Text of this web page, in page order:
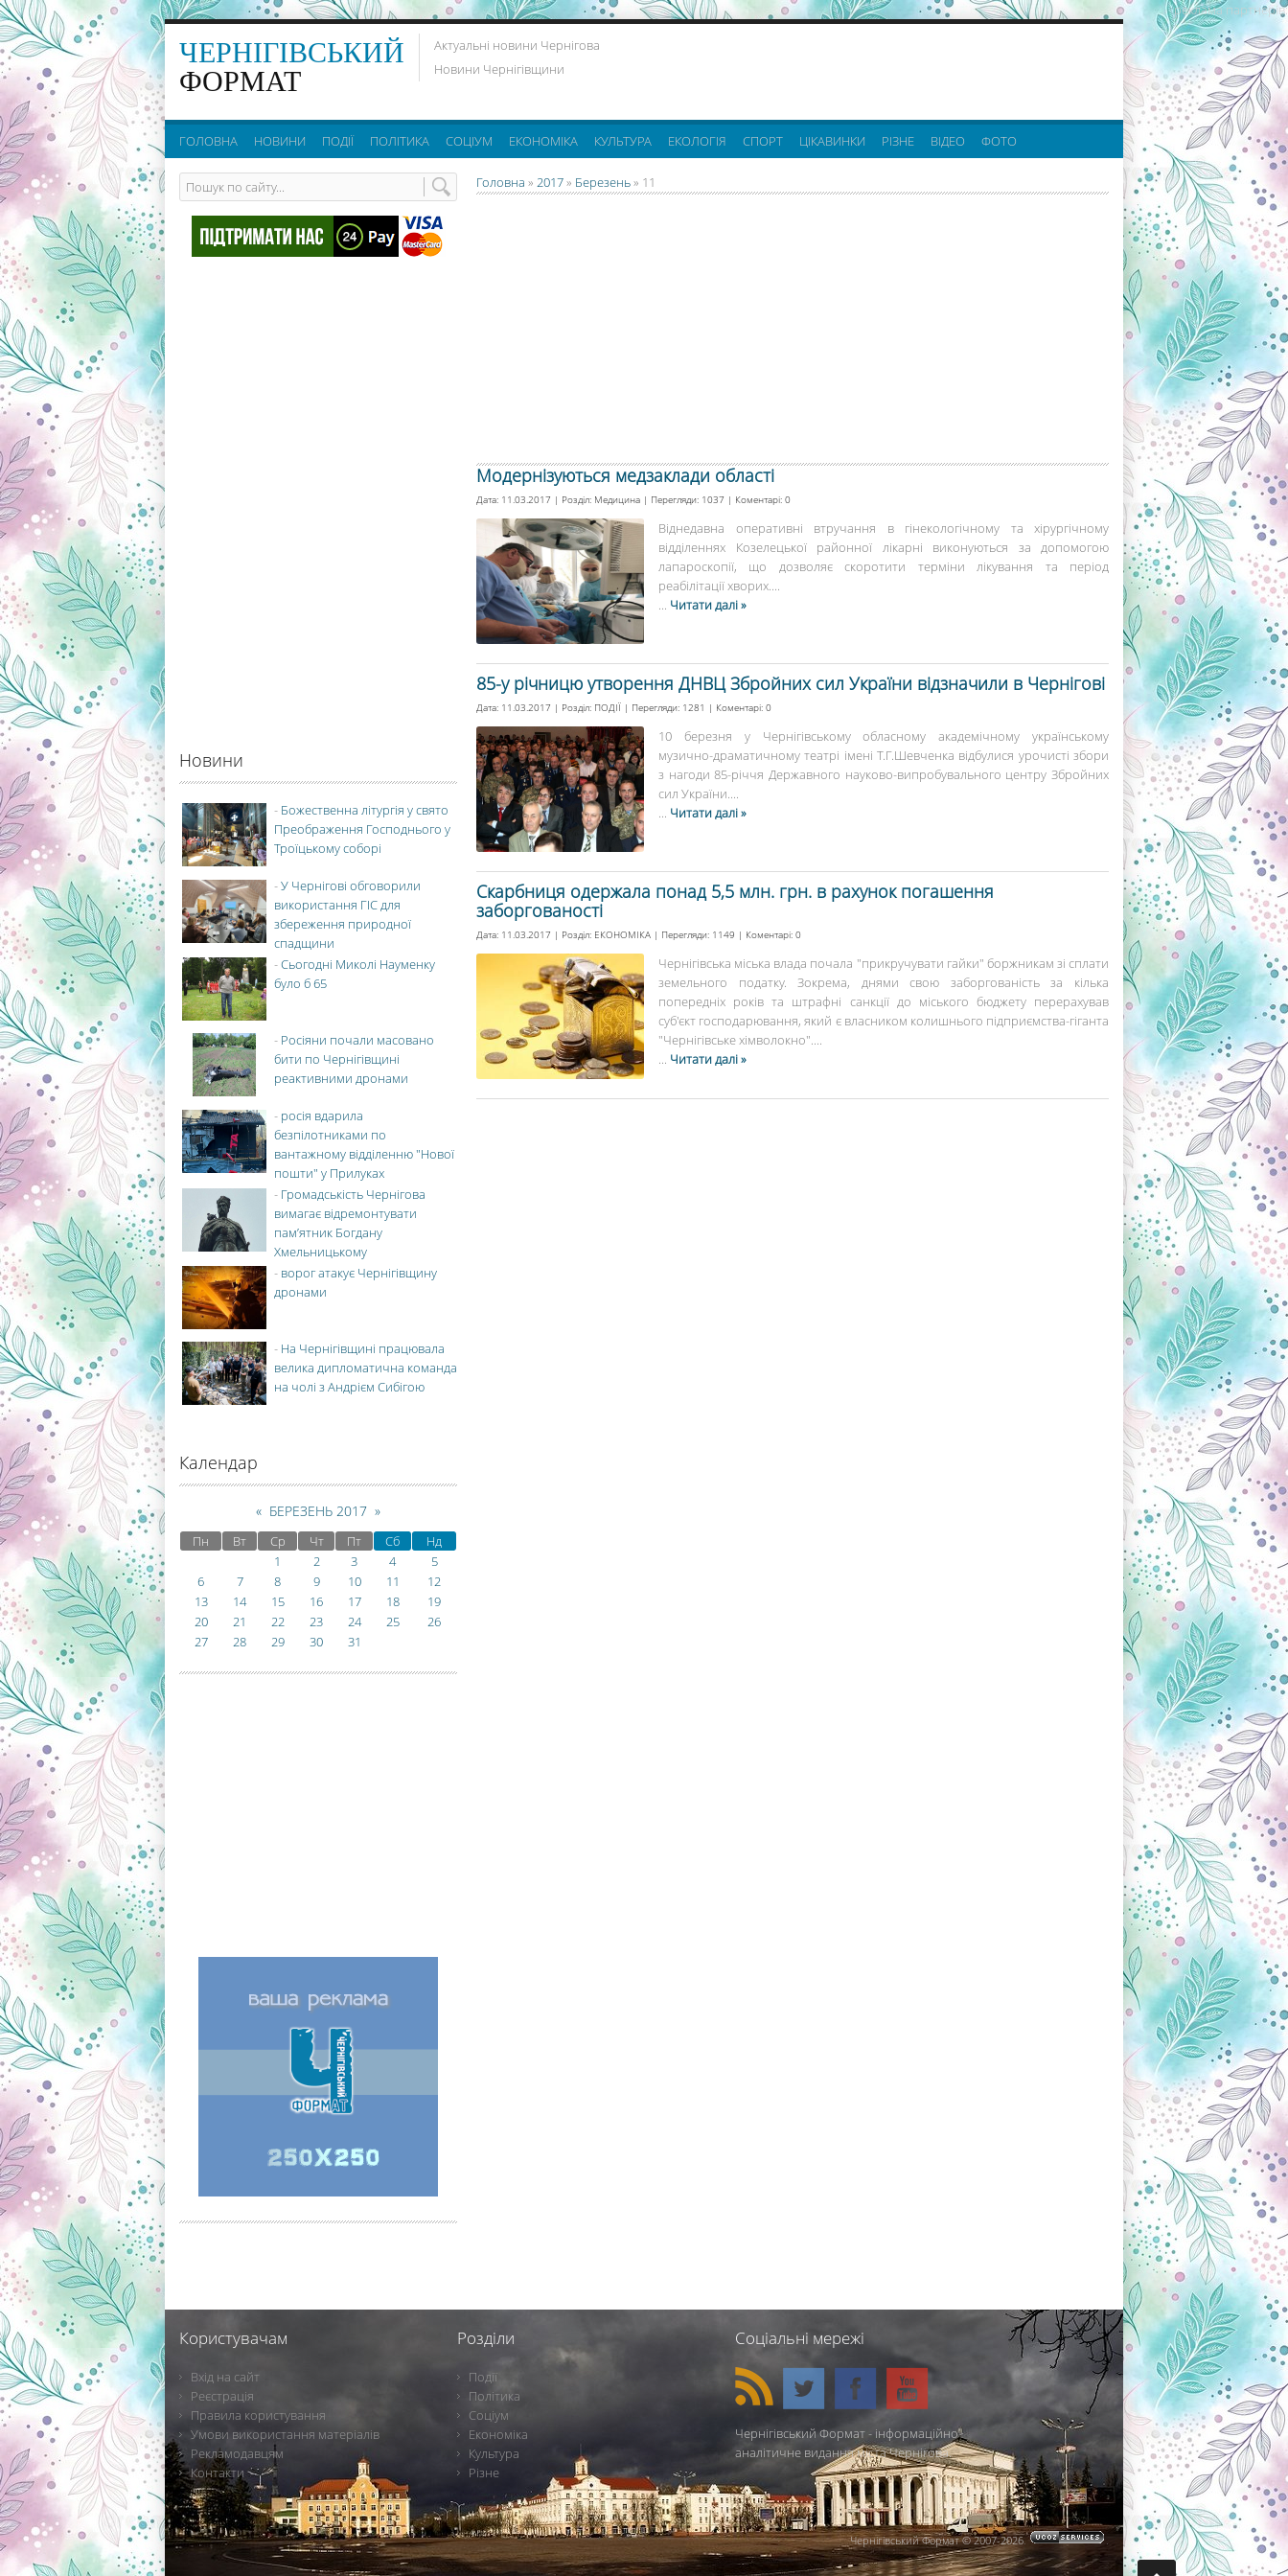
реклама партнерів:
ЧЕРНІГІВСЬКИЙ
ФОРМАТ
Актуальні новини Чернігова
Новини Чернігівщини
ГОЛОВНА НОВИНИ ПОДІЇ ПОЛІТИКА СОЦІУМ ЕКОНОМІКА КУЛЬТУРА ЕКОЛОГІЯ СПОРТ ЦІКАВИНКИ РІЗНЕ ВІДЕО ФОТО
Головна » 2017» Березень» 11
Модернізуються медзаклади області
Дата: 11.03.2017 | Розділ: Медицина | Перегляди: 1037 | Коментарі: 0
Віднедавна оперативні втручання в гінекологічному та хірургічному
відділеннях Козелецької районної лікарні виконуються за допомогою
лапароскопії, що дозволяє скоротити терміни лікування та період
реабілітації хворих....
... Читати далі »
85-у річницю утворення ДНВЦ Збройних сил України відзначили в Чернігові
Дата: 11.03.2017 | Розділ: ПОДІЇ | Перегляди: 1281 | Коментарі: 0
10 березня у Чернігівському обласному академічному українському
музично-драматичному театрі імені Т.Г.Шевченка відбулися урочисті збори
з нагоди 85-річчя Державного науково-випробувального центру Збройних
сил України....
... Читати далі »
Скарбниця одержала понад 5,5 млн. грн. в рахунок погашення
заборгованості
Дата: 11.03.2017 | Розділ: ЕКОНОМІКА | Перегляди: 1149 | Коментарі: 0
Чернігівська міська влада почала "прикручувати гайки" боржникам зі сплати
земельного податку. Зокрема, днями свою заборгованість за кілька
попередніх років та штрафні санкції до міського бюджету перерахував
суб'єкт господарювання, який є власником колишнього підприємства-гіганта
"Чернігівське хімволокно"....
... Читати далі »
Новини
- Божественна літургія у свято
Преображення Господнього у
Троїцькому соборі
-У Чернігові обговорили
використання ГІС для
збереження природної
спадщини
-Сьогодні Миколі Науменку
було б 65
- Росіяни почали масовано
бити по Чернігівщині
реактивними дронами
- росія вдарила
безпілотниками по
вантажному відділенню "Нової
пошти" у Прилуках
- Громадськість Чернігова
вимагає відремонтувати
пам’ятник Богдану
Хмельницькому
- ворог атакує Чернігівщину
дронами
- На Чернігівщині працювала
велика дипломатична команда
на чолі з Андрієм Сибігою
Календар
« БЕРЕЗЕНЬ 2017 »
Пн Вт Ср Чт Пт Сб
Нд
1
2 3 4
5
6
7 8 9 10 11
12
13
14 15 16 17 18
19
20
21 22 23 24 25
26
27
28 29 30 31
Користувачам
Вхід на сайт
Реєстрація
Правила користування
Умови використання матеріалів
Рекламодавцям
Контакти
Розділи
Події
Політика
Соціум
Економіка
Культура
Різне
Соціальні мережі
Чернігівський Формат - інформаційно-
аналітичне видання міста Чернігова.
Чернігівський Формат © 2007-2026. .